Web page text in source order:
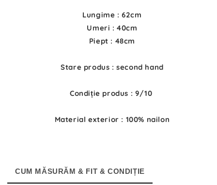
Lungime : 62cm
Umeri : 40cm
Piept : 48cm
Stare produs : second hand
Condiție produs : 9/10
Material exterior : 100% nailon
CUM MĂSURĂM & FIT & CONDIȚIE